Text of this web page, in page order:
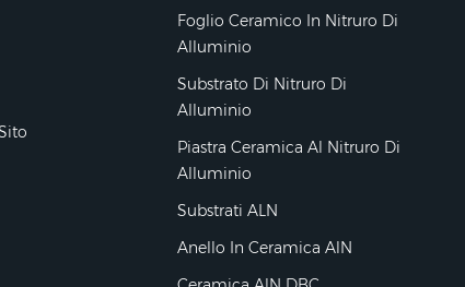
Foglio Ceramico In Nitruro Di
Alluminio
Substrato Di Nitruro Di
Alluminio
Piastra Ceramica Al Nitruro Di
Alluminio
Substrati ALN
Anello In Ceramica AlN